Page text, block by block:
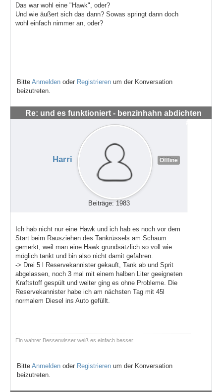
Das war wohl eine "Hawk", oder?
Und wie äußert sich das dann? Sowas springt dann doch
wohl einfach nimmer an, oder?
Bitte Anmelden oder Registrieren um der Konversation
beizutreten.
Re: und es funktioniert - benzinhahn abdichten
#56297
Harri Offline
Beiträge: 1983
Ich hab nicht nur eine Hawk und ich hab es noch vor dem
Start beim Rausziehen des Tankrüssels am Schaum
gemerkt, weil man eine Hawk grundsätzlich so voll wie
möglich tankt und bin also nicht damit gefahren.
-> Drei 5 l Reservekannister gekauft, Tank ab und Sprit
abgelassen, noch 3 mal mit einem halben Liter geeigneten
Kraftstoff gespült und weiter ging es ohne Probleme. Die
Reservekannister habe ich am nächsten Tag mit 45l
normalem Diesel ins Auto gefüllt.
Ein wahrer Besserwisser weiß es einfach besser.
Bitte Anmelden oder Registrieren um der Konversation
beizutreten.